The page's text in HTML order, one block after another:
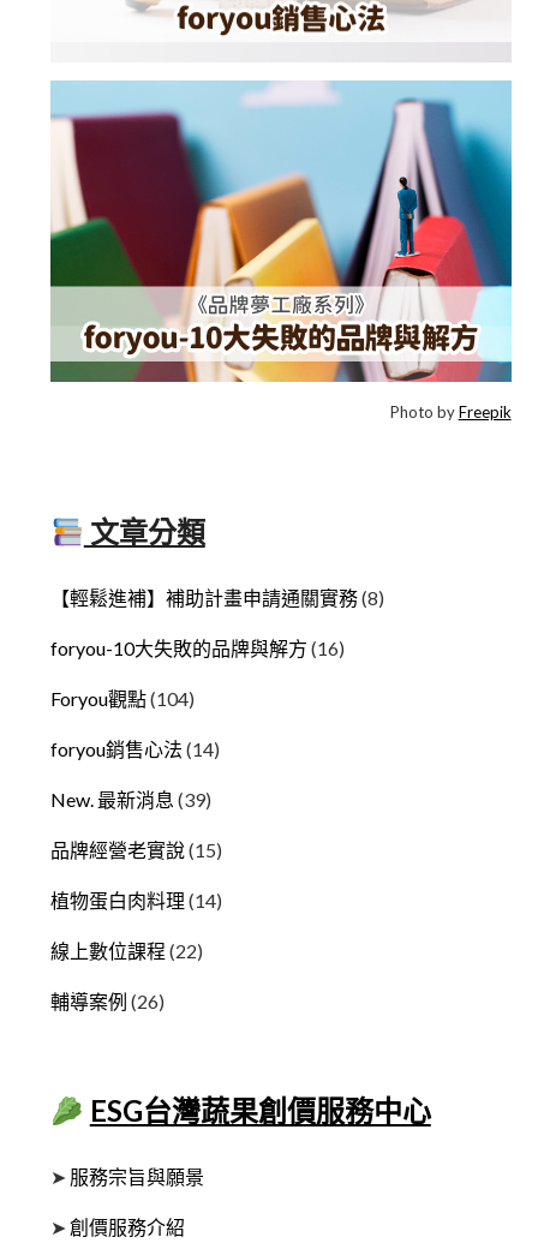
Photo byFreepik
文章分類
【輕鬆進補】補助計畫申請通關實務(8)
foryou-10大失敗的品牌與解方 (16)
Foryou觀點(104)
foryou銷售心法 (14)
New. 最新消息 (39)
品牌經營老實說(15)
植物蛋白肉料理 (14)
線上數位課程 (22)
輔導案例 (26)
ESG台灣蔬果創價服務中心
➤ 服務宗旨與願景
➤創價服務介紹